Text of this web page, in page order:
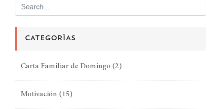
CATEGORÍAS
Carta Familiar de Domingo (2)
Motivación (15)